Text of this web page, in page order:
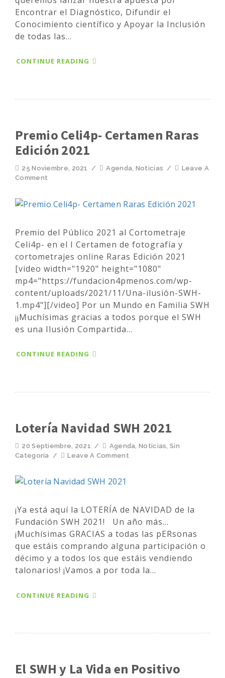
Encontrar el Diagnóstico, Difundir el
Conocimiento científico y Apoyar la Inclusión
de todas las...
CONTINUE READING
Premio Celi4p- Certamen Raras
Edición 2021
25 Noviembre, 2021 / Agenda, Noticias /
Leave A
Comment
Premio del Público 2021 al Cortometraje
Celi4p- en el I Certamen de fotografía y
cortometrajes online Raras Edición 2021
[video width="1920" height="1080"
mp4="https://fundacion4pmenos.com/wp-
content/uploads/2021/11/Una-ilusión-SWH-
1.mp4"][/video] Por un Mundo en Familia SWH
¡¡Muchísimas gracias a todos porque el SWH
es una Ilusión Compartida...
CONTINUE READING
Lotería Navidad SWH 2021
20 Septiembre, 2021 / Agenda,Noticias,Sin
Categoría
/ Leave A Comment
¡Ya está aquí la LOTERÍA de NAVIDAD de la
Fundación SWH 2021! Un año más...
¡Muchísimas GRACIAS a todas las pERsonas
que estáis comprando alguna participación o
décimo y a todos los que estáis vendiendo
talonarios! ¡Vamos a por toda la...
CONTINUE READING
El SWH y La Vida en Positivo